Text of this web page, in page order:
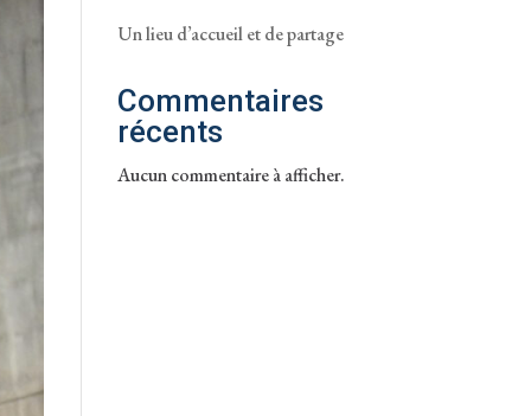
Un lieu d’accueil et de partage
Commentaires
récents
Aucun commentaire à afficher.